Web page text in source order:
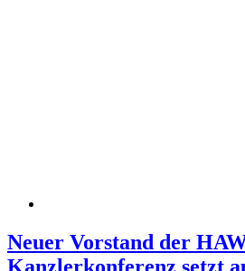
Neuer Vorstand der
Kanzlerkonferenz setzt